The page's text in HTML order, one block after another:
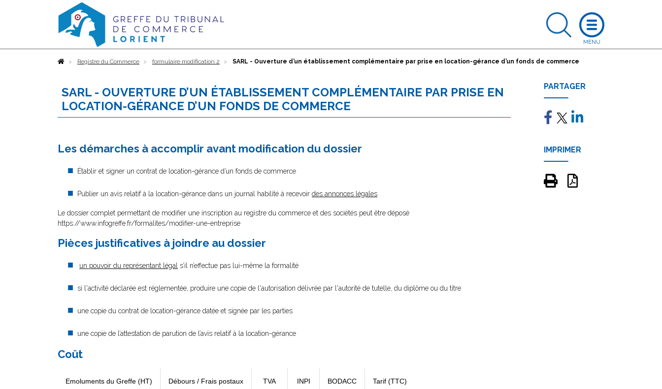
AccueilRegistre du Commerce formulaire modification 2 SARL - Ouverture d’un établissement complémentaire par prise en location-gérance d’un fonds de commerce
SARL - OUVERTURE D’UN ÉTABLISSEMENT COMPLÉMENTAIRE PAR PRISE EN
LOCATION-GÉRANCE D’UN FONDS DE COMMERCE
Les démarches à accomplir avant modification du dossier
Établir et signer un contrat de location-gérance d’un fonds de commerce
Publier un avis relatif à la location-gérance dans un journal habilité à recevoir des annonces légales
Le dossier complet permettant de modifier une inscription au registre du commerce et des sociétés peut être déposé
https://www.infogreffe.fr/formalites/modifier-une-entreprise
Pièces justificatives à joindre au dossier
un pouvoir du représentant légal s’il n’effectue pas lui-même la formalité
si l'activité déclarée est réglementée, produire une copie de l'autorisation délivrée par l'autorité de tutelle, du diplôme ou du titre
une copie du contrat de location-gérance datée et signée par les parties
une copie de l’attestation de parution de l’avis relatif à la location-gérance
Coût
Emoluments du Greffe (HT) Débours / Frais postaux TVA INPI BODACC Tarif (TTC)
PARTAGER
IMPRIMER